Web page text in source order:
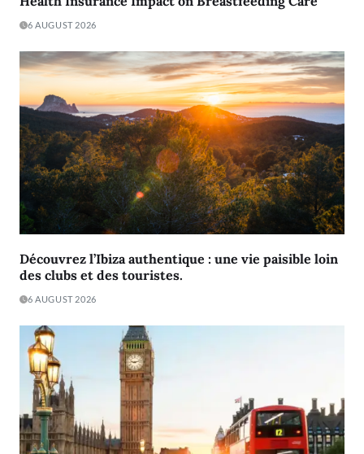
6 AUGUST 2026
Découvrez l’Ibiza authentique : une vie paisible loin
des clubs et des touristes.
6 AUGUST 2026